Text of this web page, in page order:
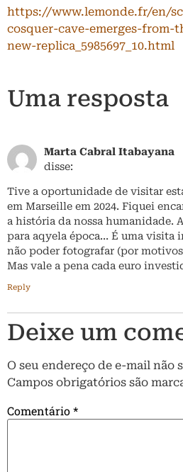
https://www.lemonde.fr/en/
cosquer-cave-emerges-
new-replica_5985697_10.html
Uma resposta
Marta Cabral Itabayana
disse:
Tive a oportunidade de visitar
em Marseille em 2024. Fiquei
a história da nossa humanidade.
para aqyela época… É uma visita
não poder fotografar (por
Mas vale a pena cada euro
Reply
Deixe um
O seu endereço de e-mail não
Campos obrigatórios são
Comentário*